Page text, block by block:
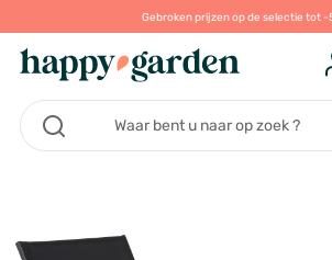
Gebroken prijzen op de selectie tot -